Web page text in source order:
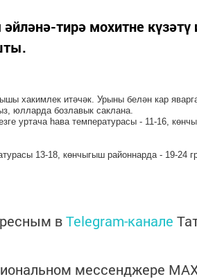
тирә мохитне күзәтү
хакимлек итәчәк. Урыны белән кар
юлларда бозлавык саклана.
уртача һава температурасы - 11-16,
13-18, көнчыгыш районнарда - 19-24
вTelegram-канале
мессенджере